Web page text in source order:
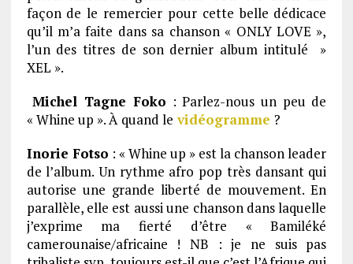
façon de le remercier pour cette belle dédicace
qu’il m’a faite dans sa chanson « ONLY LOVE »,
l’un des titres de son dernier album intitulé »
XEL ».
Michel Tagne Foko : Parlez-nous un peu de
« Whine up ». À quand le vidéogramme ?
Inorie Fotso : « Whine up » est la chanson leader
de l’album. Un rythme afro pop très dansant qui
autorise une grande liberté de mouvement. En
parallèle, elle est aussi une chanson dans laquelle
j’exprime ma fierté d’être « Bamiléké
camerounaise/africaine ! NB : je ne suis pas